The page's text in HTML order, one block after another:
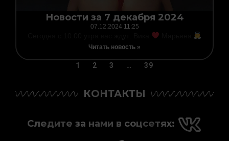
Новости за 7 декабря 2024
07.12.2024 11:25
Читать новость »
1 2 3 … 39
КОНТАКТЫ
Следите за нами в соцсетях: